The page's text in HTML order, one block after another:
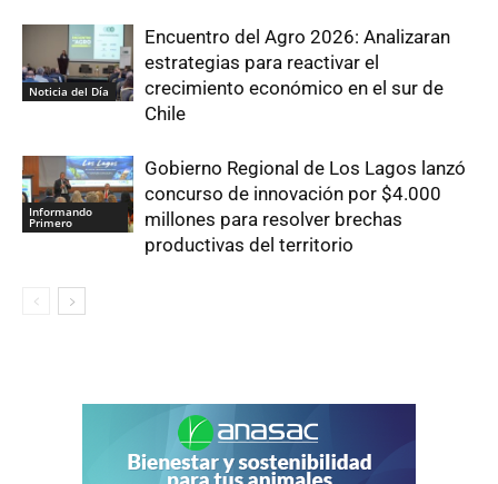
Noticia del Día
Encuentro del Agro 2026: Analizaran
estrategias para reactivar el
crecimiento económico en el sur de
Chile
Informando
Primero
Gobierno Regional de Los Lagos lanzó
concurso de innovación por $4.000
millones para resolver brechas
productivas del territorio